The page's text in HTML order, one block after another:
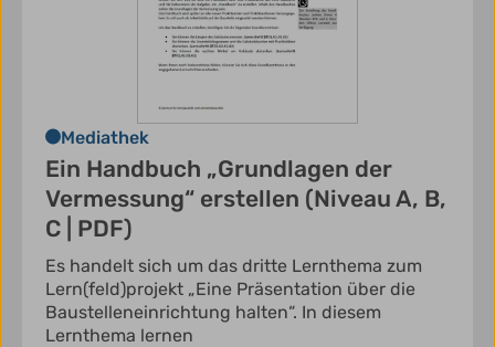
Mediathek
Ein Handbuch „Grundlagen der
Vermessung“ erstellen (Niveau A, B,
C | PDF)
Es handelt sich um das dritte Lernthema zum
Lern(feld)projekt „Eine Präsentation über die
Baustelleneinrichtung halten“. In diesem
Lernthema lernen